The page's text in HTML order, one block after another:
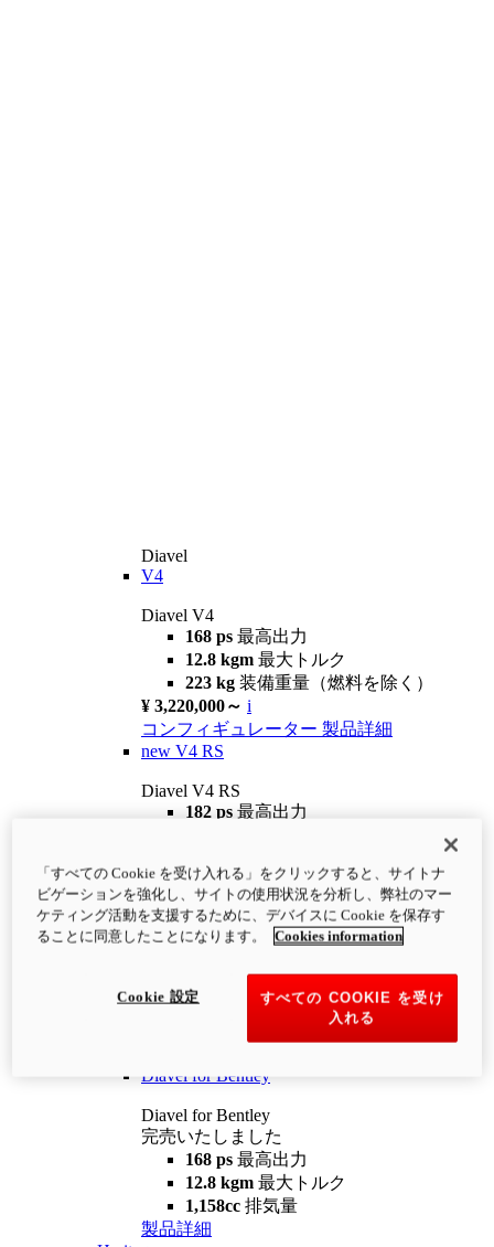
Diavel
V4
Diavel V4
168 ps 最高出力
12.8 kgm 最大トルク
223 kg 装備重量（燃料を除く）
¥ 3,220,000～ i
コンフィギュレーター 製品詳細
new V4 RS
Diavel V4 RS
182 ps 最高出力
¥4,400,000 i
コンフィギュレーター 製品詳細
newV4 RS 100
12.2 kgm
最大トルク
装備重量（燃料を除く）
Diavel for Bentley
Diavel for Bentley
完売いたしました
168 ps 最高出力
12.8 kgm 最大トルク
1,158cc 排気量
製品詳細
「すべての Cookie を受け入れる」をクリックすると、サイトナ
ビゲーションを強化し、サイトの使用状況を分析し、弊社のマー
ケティング活動を支援するために、デバイスに Cookie を保存す
ることに同意したことになります。
Cookies information
すべての COOKIE を受け
入れる
Cookie 設定